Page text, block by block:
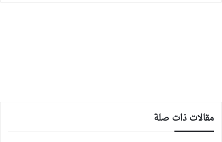
مقالات ذات صلة